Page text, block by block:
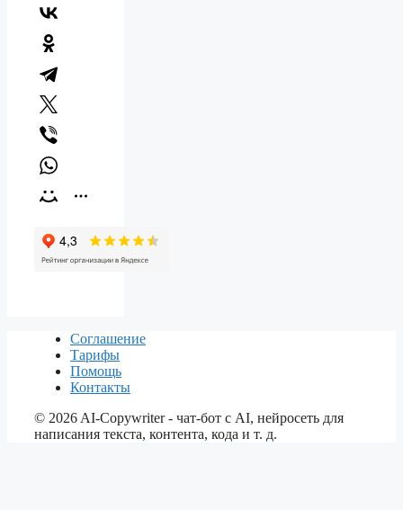
Соглашение
Тарифы
Помощь
Контакты
© 2026 AI-Copywriter - чат-бот с AI, нейросеть для
написания текста, контента, кода и т. д.